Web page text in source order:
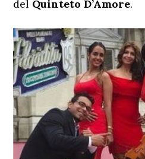
del Quinteto D’Amore.